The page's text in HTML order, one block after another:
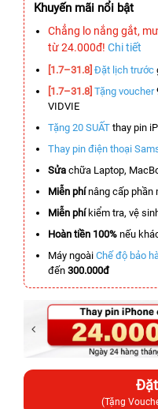
Khuyến mãi nổi bật
Chẳng lo nắng gắt,
từ 24.000đ! Chi tiết
[1.7–31.8] Đặt lịch trước
[1.7–31.8] Tặng voucher
VIDVIE
Tặng 20 SUẤT thay pin
Thay pin điện thoại
Sửa chữa Laptop,
Miễn phínâng cấp phần
Miễn phíkiểm tra, vệ
Hoàn tiền 100% nếu
Máy ngoài Chế độ bảo
đến 300.000đ
(Tặng